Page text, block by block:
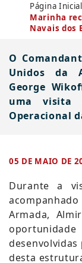
Página Inicial
Marinha
Navais dos
O
Unidos da
George
uma visita
Operacional
05 DE MAIO DE
Durante a
Armada,
desta